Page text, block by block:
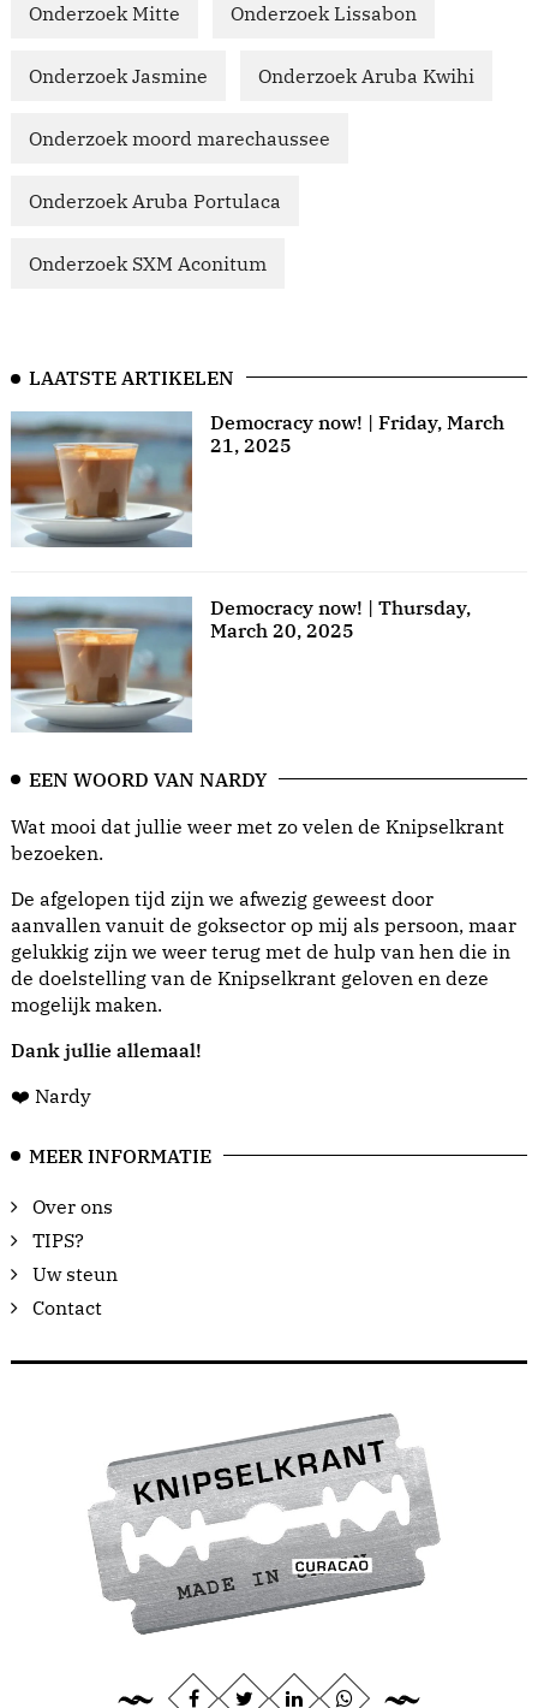
Onderzoek Mitte Onderzoek Lissabon
Onderzoek Jasmine Onderzoek Aruba Kwihi
Onderzoek moord marechaussee
Onderzoek Aruba Portulaca
Onderzoek SXM Aconitum
LAATSTE ARTIKELEN
Democracy now! | Friday, March
21, 2025
Democracy now! | Thursday,
March 20, 2025
EEN WOORD VAN NARDY
Wat mooi dat jullie weer met zo velen de Knipselkrant
bezoeken.
De afgelopen tijd zijn we afwezig geweest door
aanvallen vanuit de goksector op mij als persoon, maar
gelukkig zijn we weer terug met de hulp van hen die in
de doelstelling van de Knipselkrant geloven en deze
mogelijk maken.
Dank jullie allemaal!
❤️ Nardy
MEER INFORMATIE
Over ons
TIPS?
Uw steun
Contact